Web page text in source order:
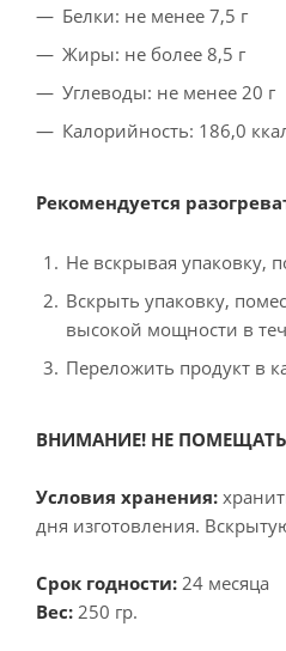
Белки: не менее 7,5 г
Жиры: не более 8,5 г
Углеводы: не менее 20 г
Калорийность: 186,0
Рекомендуется
Не вскрывая упаковку,
Вскрыть упаковку,
высокой мощности в
Переложить продукт в
ВНИМАНИЕ! НЕ
Условия хранения:
дня изготовления.
Срок годности: 24 месяца
Вес: 250 гр.